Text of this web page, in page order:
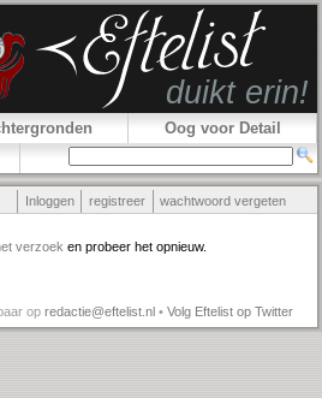
Oog voor Detail
Inloggen registreer wachtwoord vergeten
verzoek en probeer het opnieuw.
op redactie@eftelist.nl • Volg Eftelist op Twitter